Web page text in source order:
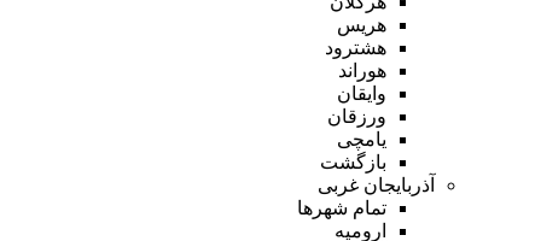
هریس
هشترود
هوراند
وایقان
ورزقان
یامچی
بازگشت
آذربایجان غربی
تمام شهر‌ها
ارومیه